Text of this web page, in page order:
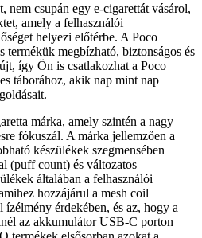
nem csupán egy e-cigarettát vásárol,
amely a felhasználói
helyezi előtérbe. A Poco
termékük megbízható, biztonságos és
így Ön is csatlakozhat a Poco
táborához, akik nap mint nap
márka, amely szintén a nagy
fókuszál. A márka jellemzően a
készülékek szegmensében
(puff count) és változatos
általában a felhasználói
hozzájárul a mesh coil
ízélmény érdekében, és az, hogy a
az akkumulátor USB-C porton